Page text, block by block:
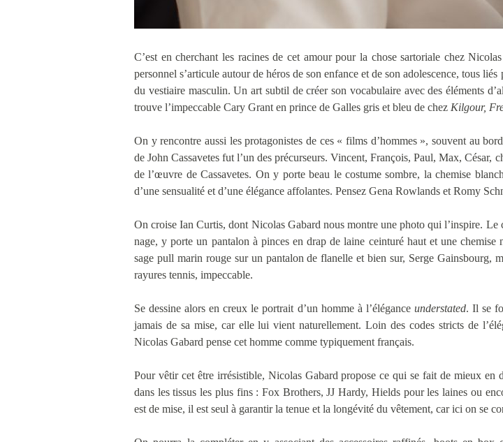
C’est en cherchant les racines de cet amour pour la chose sartoriale chez
personnel s’articule autour de héros de son enfance et de son adolescence, tous
du vestiaire masculin. Un art subtil de créer son vocabulaire avec des éléments
trouve l’impeccable Cary Grant en prince de Galles gris et bleu de chez Kilgour,
On y rencontre aussi les protagonistes de ces « films d’hommes », souvent au
de John Cassavetes fut l’un des précurseurs. Vincent, François, Paul, Max, César,
de l’œuvre de Cassavetes. On y porte beau le costume sombre, la chemise
d’une sensualité et d’une élégance affolantes. Pensez Gena Rowlands et Romy
On croise Ian Curtis, dont Nicolas Gabard nous montre une photo qui l’inspire. Le
nage, y porte un pantalon à pinces en drap de laine ceinturé haut et une
sage pull marin rouge sur un pantalon de flanelle et bien sur, Serge Gainsbourg,
rayures tennis, impeccable.
Se dessine alors en creux le portrait d’un homme à l’élégance understated. Il se
jamais de sa mise, car elle lui vient naturellement. Loin des codes stricts de
Nicolas Gabard pense cet homme comme typiquement français.
Pour vêtir cet être irrésistible, Nicolas Gabard propose ce qui se fait de mieux en
dans les tissus les plus fins : Fox Brothers, JJ Hardy, Hields pour les laines ou
est de mise, il est seul à garantir la tenue et la longévité du vêtement, car ici on se